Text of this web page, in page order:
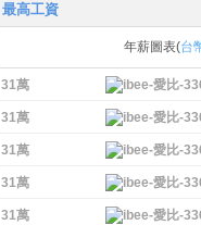
最高工資
年薪圖表(台
31萬
31萬
31萬
31萬
31萬